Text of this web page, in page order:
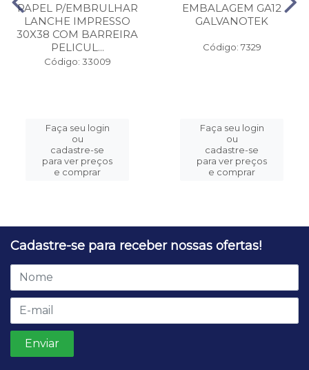
PAPEL P/EMBRULHAR
LANCHE IMPRESSO
30X38 COM BARREIRA
PELICUL...
Código: 33009
Faça seu login
ou
cadastre-se
para ver preços
e comprar
EMBALAGEM GA12
GALVANOTEK
Código: 7329
Faça seu login
ou
cadastre-se
para ver preços
e comprar
Cadastre-se para receber nossas ofertas!